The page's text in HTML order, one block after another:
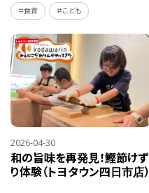
＃食育 ＃こども
2026-04-30
和の旨味を再発見！鰹節けず
り体験（トヨタウン四日市店）